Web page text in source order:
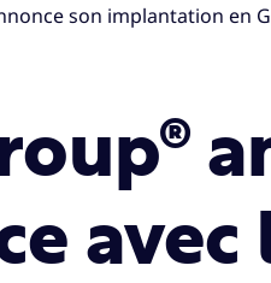
son implantation en
avec